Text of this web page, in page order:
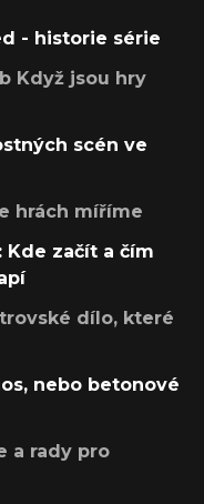
- historie série
Když jsou hry
scén ve
hrách míříme
Kde začít a čím
dílo, které
nebo betonové
a rady pro